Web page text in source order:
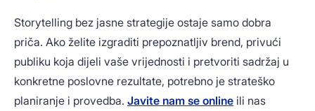
Storytelling bez jasne strategije ostaje samo dobra
priča. Ako želite izgraditi prepoznatljiv brend, privući
publiku koja dijeli vaše vrijednosti i pretvoriti sadržaj u
konkretne poslovne rezultate, potrebno je strateško
planiranje i provedba. Javite nam se online ili nas